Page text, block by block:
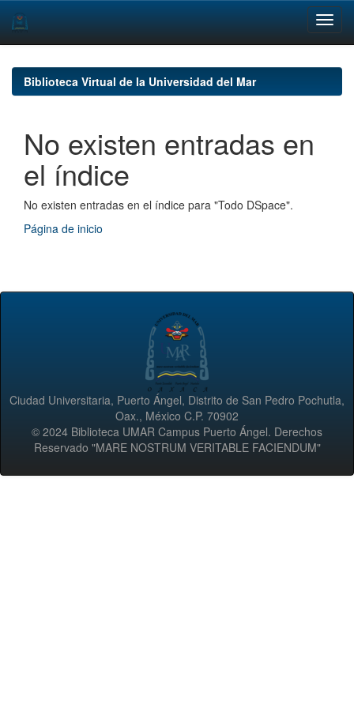
navigationBiblioteca Virtual de la Universidad del Mar
No existen entradas en
el índice
No existen entradas en el índice para "Todo DSpace".
Página de inicio
Ciudad Universitaria, Puerto Ángel, Distrito de San Pedro Pochutla,
Oax., México C.P. 70902
© 2024 Biblioteca UMAR Campus Puerto Ángel. Derechos
Reservado "MARE NOSTRUM VERITABLE FACIENDUM"